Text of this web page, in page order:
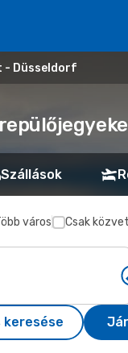
- Düsseldorf
Szállások
város Csak
keresése